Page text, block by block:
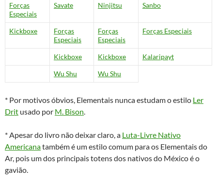
Forças
Especiais
Savate Ninjitsu Sanbo
Kickboxe
Forças
Especiais
Forças
Especiais
Forças Especiais
Kickboxe Kickboxe Kalaripayt
Wu Shu Wu Shu
* Por motivos óbvios, Elementais nunca estudam o estilo Ler
Drit usado por M. Bison.
* Apesar do livro não deixar claro, a Luta-Livre Nativo
Americanatambém é um estilo comum para os Elementais do
Ar, pois um dos principais totens dos nativos do México é o
gavião.